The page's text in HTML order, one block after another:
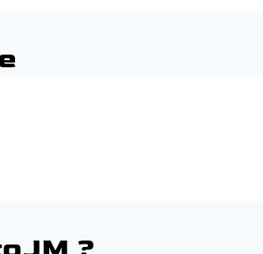
freinage d'urgence (afu)